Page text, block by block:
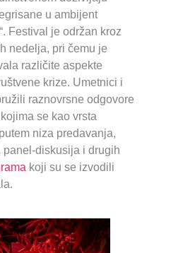
u ambijent
Festival je održan kroz
nedelja, pri čemu je
različite aspekte
krize. Umetnici i
raznovrsne odgovore
se kao vrsta
niza predavanja,
panel-diskusija i drugih
koji su se izvodili